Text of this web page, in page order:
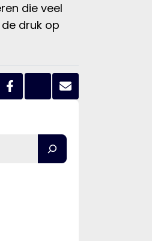
die veel
druk op